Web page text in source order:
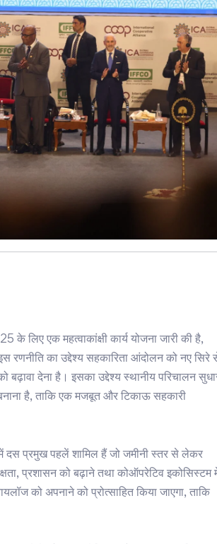
के लिए एक महत्वाकांक्षी कार्य योजना जारी की है,
रणनीति का उद्देश्य सहकारिता आंदोलन को नए सिरे
देना है। इसका उद्देश्य स्थानीय परिचालन
है, ताकि एक मजबूत और टिकाऊ सहकारी
में दस प्रमुख पहलें शामिल हैं जो जमीनी स्तर से लेकर
प्रशासन को बढ़ाने तथा कोऑपरेटिव इकोसिस्टम
को अपनाने को प्रोत्साहित किया जाएगा, ताकि